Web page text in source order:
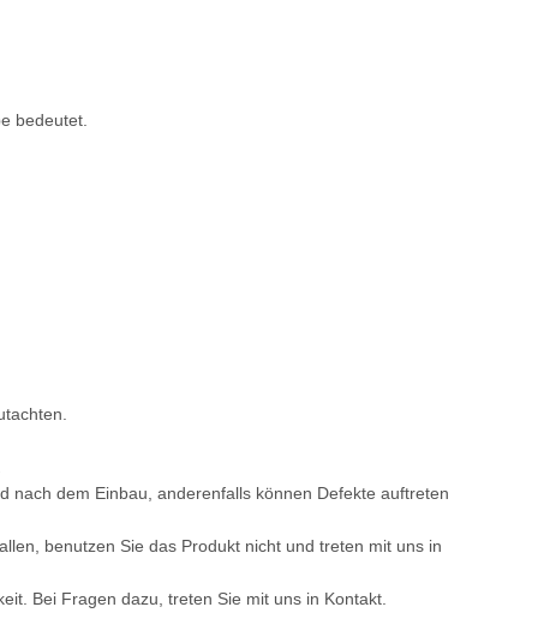
bedeutet.
nach dem Einbau, anderenfalls können Defekte auftreten
benutzen Sie das Produkt nicht und treten mit uns in
Bei Fragen dazu, treten Sie mit uns in Kontakt.